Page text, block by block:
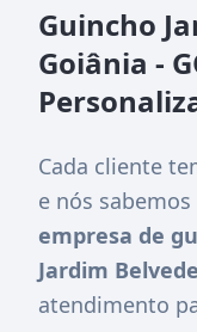
Guincho
Goiânia -
Cada cliente
e nós
empresa de
Jardim
atendimento